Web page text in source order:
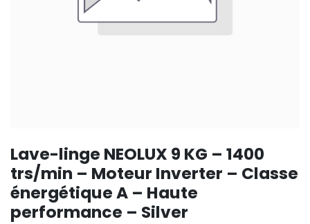
Lave-linge NEOLUX 9 KG – 1400
trs/min – Moteur Inverter – Classe
énergétique A – Haute
performance – Silver